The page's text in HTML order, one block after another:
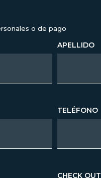
o de pago
APELLIDO
TELÉFONO
CHECK OUT